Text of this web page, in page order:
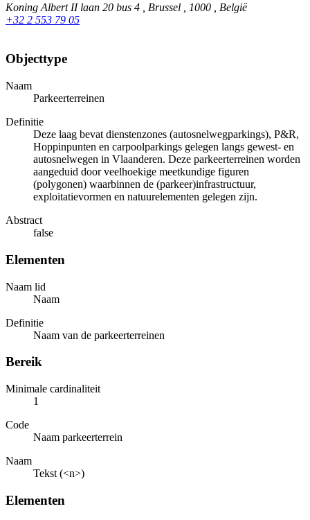
Koning Albert II laan 20 bus 4 , Brussel , 1000 , België
+32 2 553 79 05
Objecttype
Naam
Parkeerterreinen
Definitie
Deze laag bevat dienstenzones (autosnelwegparkings), P&R,
Hoppinpunten en carpoolparkings gelegen langs gewest- en
autosnelwegen in Vlaanderen. Deze parkeerterreinen worden
aangeduid door veelhoekige meetkundige figuren
(polygonen) waarbinnen de (parkeer)infrastructuur,
exploitatievormen en natuurelementen gelegen zijn.
Abstract
false
Elementen
Naam lid
Naam
Definitie
Naam van de parkeerterreinen
Bereik
Minimale cardinaliteit
1
Code
Naam parkeerterrein
Naam
Tekst (<n>)
Elementen